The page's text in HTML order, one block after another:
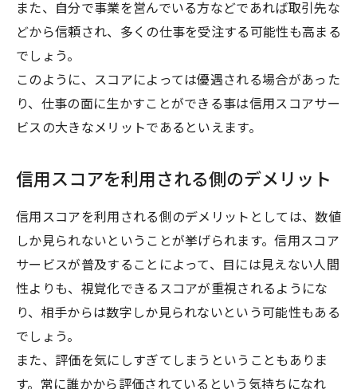
また、自分で事業を営んでいる方などであれば取引先な
どから信頼され、多くの仕事を受注する可能性も高まる
でしょう。
このように、スコアによっては優遇される場合があった
り、仕事の面に生かすことができる事は信用スコアサー
ビスの大きなメリットであるといえます。
信用スコアを利用される側のデメリット
信用スコアを利用される側のデメリットとしては、数値
しか見られないということが挙げられます。信用スコア
サービスが普及することによって、目には見えない人間
性よりも、視覚化できるスコアが重視されるようにな
り、相手からは数字しか見られないという可能性もある
でしょう。
また、評価を気にしすぎてしまうということもありま
す。常に誰かから評価されているという気持ちになれ